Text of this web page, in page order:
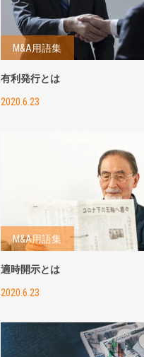
M&A用語集
有利発行とは
2020.6.23
M&A用語集
適時開示とは
2020.6.23